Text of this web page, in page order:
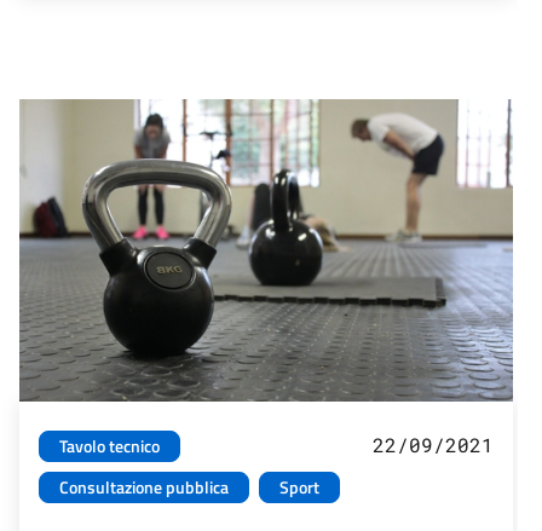
Tavolo tecnico
Consultazione pubblica
Sport
22/09/2021